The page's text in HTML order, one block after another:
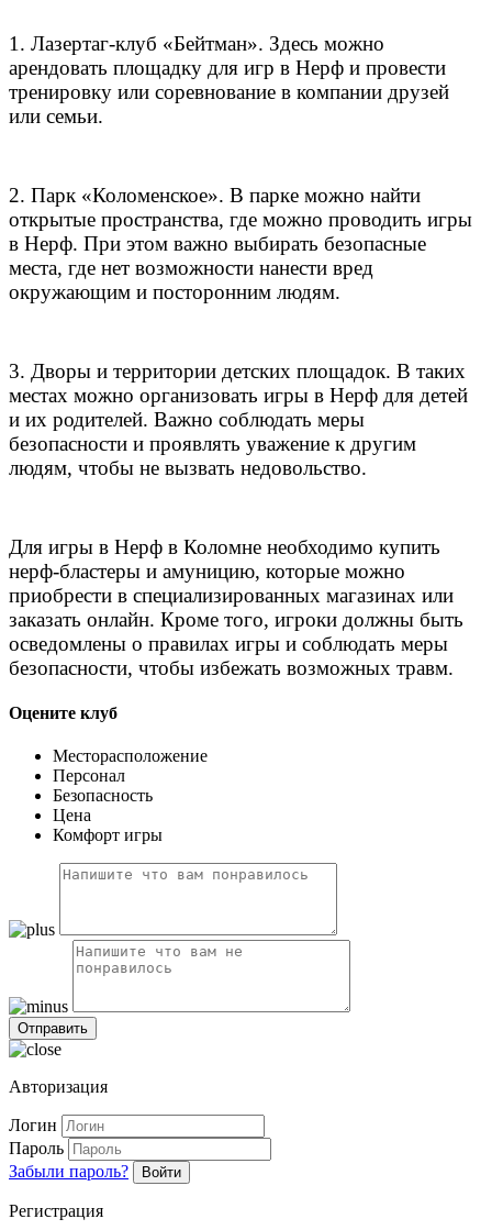
1. Лазертаг-клуб «Бейтман». Здесь можно
арендовать площадку для игр в Нерф и провести
тренировку или соревнование в компании друзей
или семьи.
2. Парк «Коломенское». В парке можно найти
открытые пространства, где можно проводить игры
в Нерф. При этом важно выбирать безопасные
места, где нет возможности нанести вред
окружающим и посторонним людям.
3. Дворы и территории детских площадок. В таких
местах можно организовать игры в Нерф для детей
и их родителей. Важно соблюдать меры
безопасности и проявлять уважение к другим
людям, чтобы не вызвать недовольство.
Для игры в Нерф в Коломне необходимо купить
нерф-бластеры и амуницию, которые можно
приобрести в специализированных магазинах или
заказать онлайн. Кроме того, игроки должны быть
осведомлены о правилах игры и соблюдать меры
безопасности, чтобы избежать возможных травм.
Оцените клуб
Месторасположение
Персонал
Безопасность
Цена
Комфорт игры
Авторизация
Логин
Пароль
Забыли пароль?
Войти
Регистрация